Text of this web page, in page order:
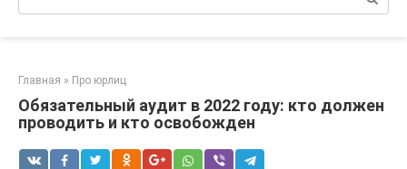
Главная » Про юрлиц
Обязательный аудит в 2022 году: кто должен
проводить и кто освобожден